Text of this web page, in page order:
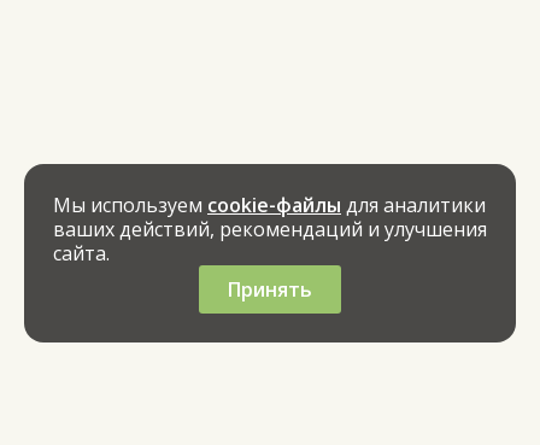
Мы используем cookie-файлы для аналитики
ваших действий, рекомендаций и улучшения
сайта.
Принять